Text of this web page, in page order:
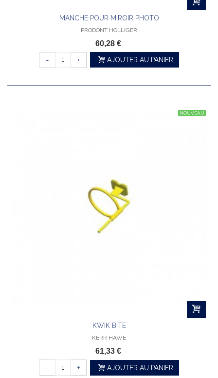
MANCHE POUR MIROIR PHOTO
PRODONT HOLLIGER
60,28 €
- + AJOUTER AU PANIER
NOUVEAU
KWIK BITE
KERR HAWE
61,33 €
- + AJOUTER AU PANIER